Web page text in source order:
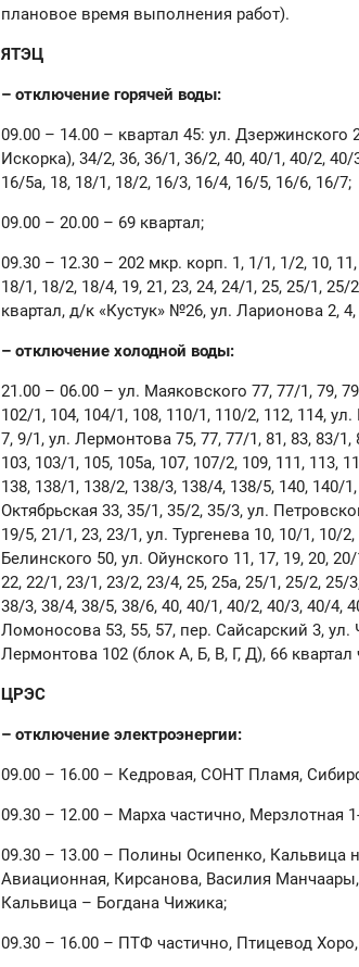
плановое время выполнения работ).
ЯТЭЦ
– отключение горячей воды:
09.00 – 14.00 – квартал 45: ул. Дзержинского
Искорка), 34/2, 36, 36/1, 36/2, 40, 40/1, 40/2,
16/5а, 18, 18/1, 18/2, 16/3, 16/4, 16/5, 16/6, 16/7;
09.00 – 20.00 – 69 квартал;
09.30 – 12.30 – 202 мкр. корп. 1, 1/1, 1/2, 10,
18/1, 18/2, 18/4, 19, 21, 23, 24, 24/1, 25, 25/1,
квартал, д/к «Кустук» №26, ул. Ларионова 2, 4,
– отключение холодной воды:
21.00 – 06.00 – ул. Маяковского 77, 77/1, 79,
102/1, 104, 104/1, 108, 110/1, 110/2, 112, 114,
7, 9/1, ул. Лермонтова 75, 77, 77/1, 81, 83, 83/1,
103, 103/1, 105, 105а, 107, 107/2, 109, 111, 113,
138, 138/1, 138/2, 138/3, 138/4, 138/5, 140, 140/
Октябрьская 33, 35/1, 35/2, 35/3, ул.
19/5, 21/1, 23, 23/1, ул. Тургенева 10, 10/1, 10/
Белинского 50, ул. Ойунского 11, 17, 19, 20,
22, 22/1, 23/1, 23/2, 23/4, 25, 25а, 25/1, 25/2,
38/3, 38/4, 38/5, 38/6, 40, 40/1, 40/2, 40/3, 40/4,
Ломоносова 53, 55, 57, пер. Сайсарский 3, ул.
Лермонтова 102 (блок А, Б, В, Г, Д), 66
ЦРЭС
– отключение электроэнергии:
09.00 – 16.00 – Кедровая, СОНТ Пламя,
09.30 – 12.00 – Марха частично, Мерзлотная
09.30 – 13.00 – Полины Осипенко, Кальвица
Авиационная, Кирсанова, Василия
Кальвица – Богдана Чижика;
09.30 – 16.00 – ПТФ частично, Птицевод